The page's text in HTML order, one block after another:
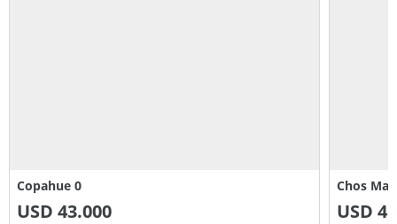
Copahue 0
USD 43.000
Chos
USD